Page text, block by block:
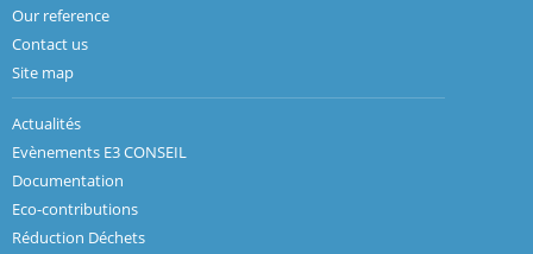
Our reference
Contact us
Site map
Actualités
Evènements E3 CONSEIL
Documentation
Eco-contributions
Réduction Déchets